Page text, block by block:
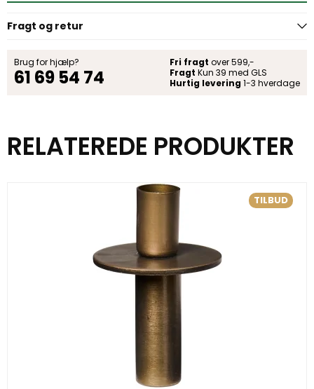
Fragt og retur
Brug for hjælp?
61 69 54 74
Fri fragt over 599,-
Fragt Kun 39 med GLS
Hurtig levering 1-3 hverdage
RELATEREDE PRODUKTER
TILBUD